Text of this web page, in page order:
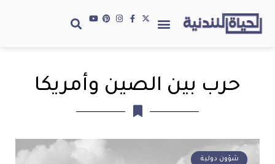
حرب بين الصين وأمريكا
شؤون دولية